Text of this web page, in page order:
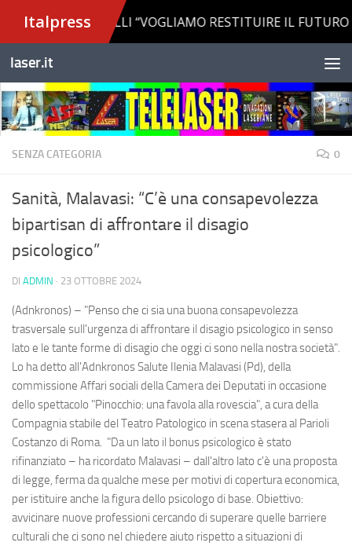
Salta al contenuto
laser.it
SENZA CATEGORIA 0
Sanità, Malavasi: “C’è una consapevolezza
bipartisan di affrontare il disagio
psicologico”
DI ADMIN · 23 OTTOBRE 2024
(Adnkronos) – "Penso che ci sia una buona consapevolezza
trasversale sull'urgenza di affrontare il disagio psicologico in senso
lato e le tante forme di disagio che oggi ci sono nella nostra società".
Lo ha detto all'Adnkronos Salute Ilenia Malavasi (Pd), della
commissione Affari sociali della Camera dei Deputati in occasione
dello spettacolo "Pinocchio: una favola alla rovescia", a cura della
Compagnia stabile del Teatro Patologico in scena stasera al Parioli
Costanzo di Roma. "Da un lato il bonus psicologico è stato
rifinanziato – ha ricordato Malavasi – dall'altro lato c'è una proposta
di legge, ferma da qualche mese per motivi di copertura economica,
per istituire anche la figura dello psicologo di base. Obiettivo:
avvicinare nuove professioni cercando di superare quelle barriere
culturali che ci sono nel chiedere aiuto rispetto a situazioni di